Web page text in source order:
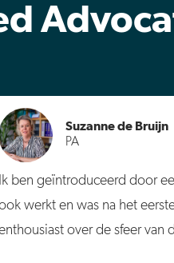
Suzanne de Bruijn
PA
Ik ben geïntroduceerd door
werkt en was na het
over de sfeer van